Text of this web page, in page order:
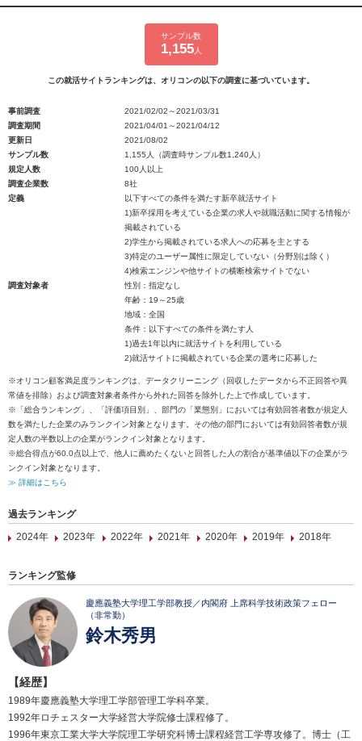
サンプル数
1,155人
この就活サイトランキングは、オリコンの以下の調査に基づいています。
事前調査
2021/02/02～2021/03/31
調査期間
2021/04/01～2021/04/12
更新日
2021/08/02
サンプル数
1,155人（調査時サンプル数1,240人）
規定人数
100人以上
調査企業数
8社
定義
以下すべての条件を満たす新卒就活サイト
1)新卒採用を考えている企業の求人や就職活動に関する情報が
掲載されている
2)学生から掲載されている求人への応募を主とする
3)特定のユーザー属性に限定していない（分野別は除く）
4)検索エンジンや他サイトの横断検索サイトでない
調査対象者
性別：指定なし
年齢：19～25歳
地域：全国
条件：以下すべての条件を満たす人
1)過去1年以内に就活サイトを利用している
2)就活サイトに掲載されている企業の選考に応募した
※オリコン顧客満足度ランキングは、データクリーニング（回収したデータから不正回答や異
常値を排除）および調査対象者条件から外れた回答を除外した上で作成しています。
※「総合ランキング」、「評価項目別」、部門の「業態別」においては有効回答者数が規定人
数を満たした企業のみランクイン対象となります。その他の部門においては有効回答者数が規
定人数の半数以上の企業がランクイン対象となります。
※総合得点が60.0点以上で、他人に薦めたくないと回答した人の割合が基準値以下の企業がラ
ンクイン対象となります。
≫ 詳細はこちら
過去ランキング
2024年
2023年 2022年 2021年 2020年 2019年 2018年
ランキング監修
慶應義塾大学理工学部教授／内閣府 上席科学技術政策フェロー
（非常勤）
鈴木秀男
【経歴】
1989年慶應義塾大学理工学部管理工学科卒業。
1992年ロチェスター大学経営大学院修士課程修了。
1996年東京工業大学大学院理工学研究科博士課程経営工学専攻修了。博士（工